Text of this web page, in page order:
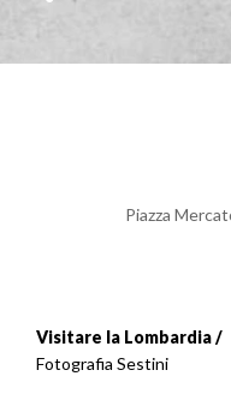
Piazza
Briciole
Visitare la Lombardia
Fotografia Sestini